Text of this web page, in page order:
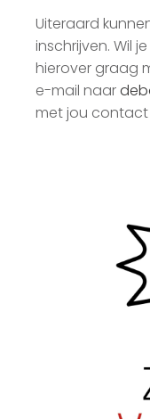
Uiteraard
inschrijven. Wil
hierover graag
e-mail naar
met jou contact